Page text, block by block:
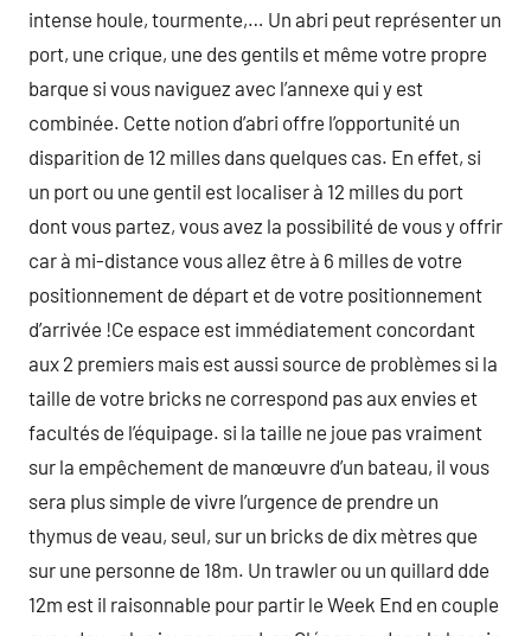
intense houle, tourmente,… Un abri peut représenter un
port, une crique, une des gentils et même votre propre
barque si vous naviguez avec l’annexe qui y est
combinée. Cette notion d’abri offre l’opportunité un
disparition de 12 milles dans quelques cas. En effet, si
un port ou une gentil est localiser à 12 milles du port
dont vous partez, vous avez la possibilité de vous y offrir
car à mi-distance vous allez être à 6 milles de votre
positionnement de départ et de votre positionnement
d’arrivée !Ce espace est immédiatement concordant
aux 2 premiers mais est aussi source de problèmes si la
taille de votre bricks ne correspond pas aux envies et
facultés de l’équipage. si la taille ne joue pas vraiment
sur la empêchement de manœuvre d’un bateau, il vous
sera plus simple de vivre l’urgence de prendre un
thymus de veau, seul, sur un bricks de dix mètres que
sur une personne de 18m. Un trawler ou un quillard dde
12m est il raisonnable pour partir le Week End en couple